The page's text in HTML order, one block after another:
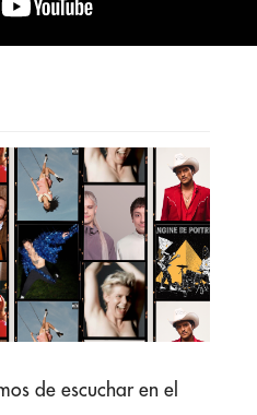
de escuchar en el